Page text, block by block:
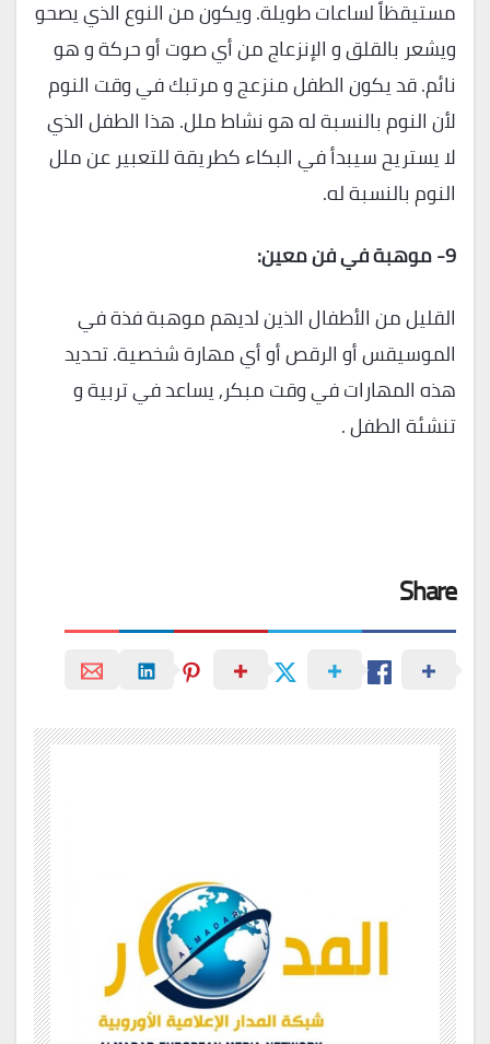
مستيقظاً لساعات طويلة. ويكون من النوع الذي يصحو
ويشعر بالقلق و الإنزعاج من أي صوت أو حركة و هو
نائم. قد يكون الطفل منزعج و مرتبك في وقت النوم
لأن النوم بالنسبة له هو نشاط ملل. هذا الطفل الذي
لا يستريح سيبدأ في البكاء كطريقة للتعبير عن ملل
النوم بالنسبة له.
9- موهبة في فن معين:
القليل من الأطفال الذين لديهم موهبة فذة في
الموسيقس أو الرقص أو أي مهارة شخصية. تحديد
هذه المهارات في وقت مبكر, يساعد في تربية و
تنشئة الطفل .
Share